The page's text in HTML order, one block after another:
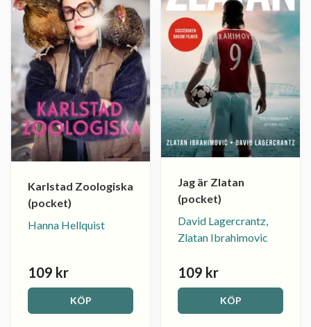
Karlstad Zoologiska
(pocket)
Hanna Hellquist
109 kr
KÖP
Jag är Zlatan
(pocket)
David Lagercrantz,
Zlatan Ibrahimovic
109 kr
KÖP